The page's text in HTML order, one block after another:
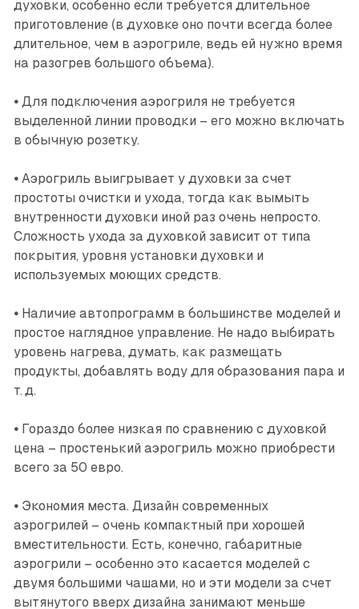
духовки, особенно если требуется длительное
приготовление (в духовке оно почти всегда более
длительное, чем в аэрогриле, ведь ей нужно время
на разогрев большого объема).
•Для подключения аэрогриля не требуется
выделенной линии проводки – его можно включать
в обычную розетку.
•Аэрогриль выигрывает у духовки за счет
простоты очистки и ухода, тогда как вымыть
внутренности духовки иной раз очень непросто.
Сложность ухода за духовкой зависит от типа
покрытия, уровня установки духовки и
используемых моющих средств.
•Наличие автопрограмм в большинстве моделей и
простое наглядное управление. Не надо выбирать
уровень нагрева, думать, как размещать
продукты, добавлять воду для образования пара и
т. д.
•Гораздо более низкая по сравнению с духовкой
цена – простенький аэрогриль можно приобрести
всего за 50 евро.
•Экономия места. Дизайн современных
аэрогрилей – очень компактный при хорошей
вместительности. Есть, конечно, габаритные
аэрогрили – особенно это касается моделей с
двумя большими чашами, но и эти модели за счет
вытянутого вверх дизайна занимают меньше